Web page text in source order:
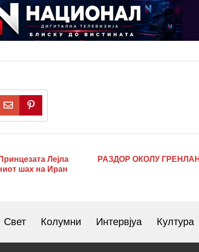
Лејла
шах на Иран
РАЗДОР ОКОЛУ
Свет Колумни Интервјуа Култура